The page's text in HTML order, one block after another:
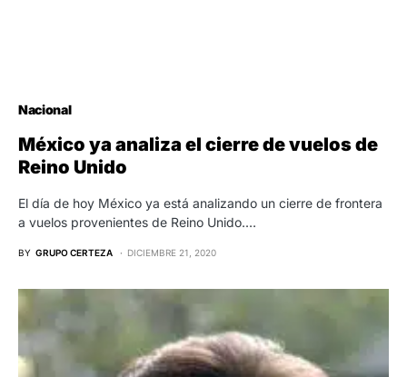
Nacional
México ya analiza el cierre de vuelos de
Reino Unido
El día de hoy México ya está analizando un cierre de frontera
a vuelos provenientes de Reino Unido.…
BY GRUPO CERTEZA DICIEMBRE 21, 2020